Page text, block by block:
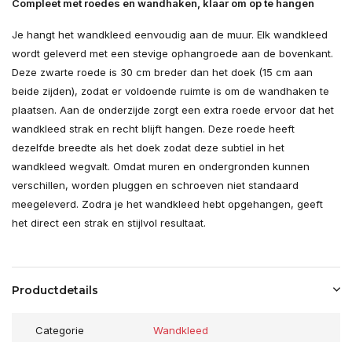
Compleet met roedes en wandhaken, klaar om op te hangen
Je hangt het wandkleed eenvoudig aan de muur. Elk wandkleed
wordt geleverd met een stevige ophangroede aan de bovenkant.
Deze zwarte roede is 30 cm breder dan het doek (15 cm aan
beide zijden), zodat er voldoende ruimte is om de wandhaken te
plaatsen. Aan de onderzijde zorgt een extra roede ervoor dat het
wandkleed strak en recht blijft hangen. Deze roede heeft
dezelfde breedte als het doek zodat deze subtiel in het
wandkleed wegvalt. Omdat muren en ondergronden kunnen
verschillen, worden pluggen en schroeven niet standaard
meegeleverd. Zodra je het wandkleed hebt opgehangen, geeft
het direct een strak en stijlvol resultaat.
Productdetails
Categorie Wandkleed